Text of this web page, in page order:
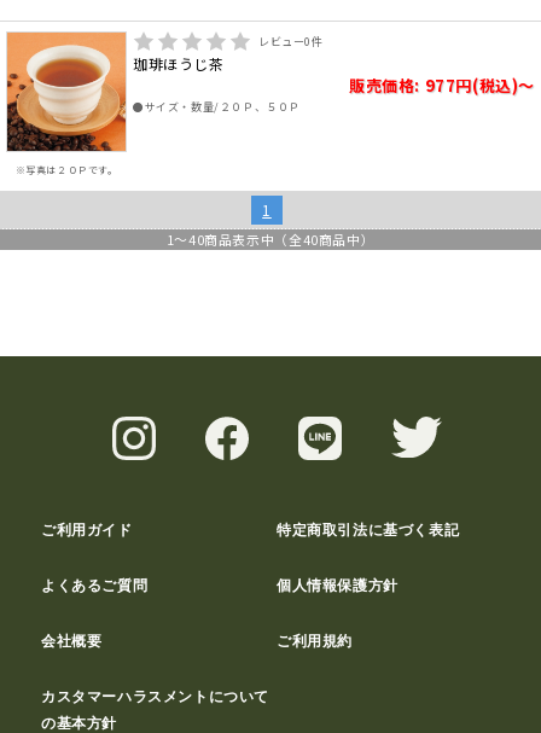
※写真は２０Ｐです。
レビュー0件
珈琲ほうじ茶
販売価格: 977円(税込)～
●サイズ・数量/２０Ｐ、５０Ｐ
1
1～40商品表示中（全40商品中）
ご利用ガイド 特定商取引法に基づく表記
よくあるご質問 個人情報保護方針
会社概要 ご利用規約
カスタマーハラスメントについて
の基本方針